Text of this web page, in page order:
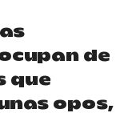
de
que
opos,